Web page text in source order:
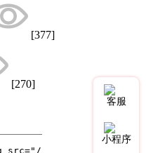
[377]
[270]
客服
小程序